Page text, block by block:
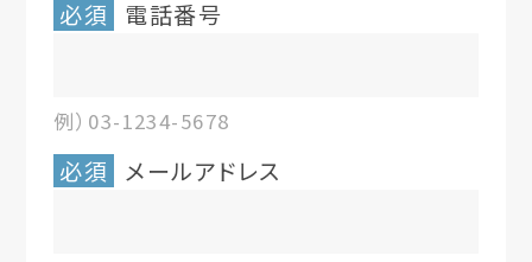
必須 電話番号
例）03-1234-5678
必須 メールアドレス